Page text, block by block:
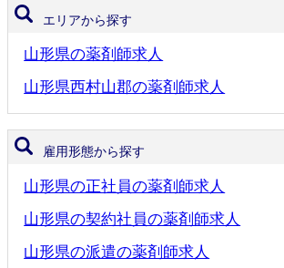
エリアから探す
山形県の薬剤師求人
山形県西村山郡の薬剤師求人
雇用形態から探す
山形県の正社員の薬剤師求人
山形県の契約社員の薬剤師求人
山形県の派遣の薬剤師求人